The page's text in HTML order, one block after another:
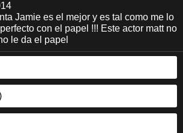
Jamie es el mejor y es tal como me lo
con el papel !!! Este actor matt no
le da el papel